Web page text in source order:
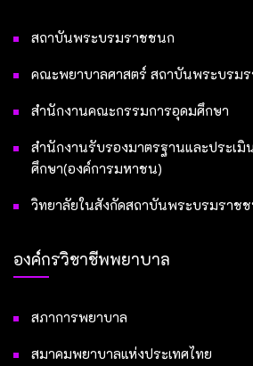
สถาบันพระบรมราชชนก
คณะพยาบาลศาสตร์ สถาบันพระบรม
สำนักงานคณะกรรมการอุดมศึกษา
สำนักงานรับรองมาตรฐานและประเ
ศึกษา(องค์การมหาชน)
วิทยาลัยในสังกัดสถาบันพระบรมราช
องค์กรวิชาชีพพยาบาล
สภาการพยาบาล
สมาคมพยาบาลแห่งประเทศไทย